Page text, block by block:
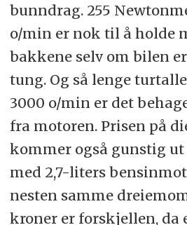
bunndrag. 255
o/min er nok til å holde
bakkene selv om bilen
tung. Og så lenge
3000 o/min er det
fra motoren. Prisen på
kommer også gunstig
med 2,7-liters
nesten samme
kroner er forskjellen, da